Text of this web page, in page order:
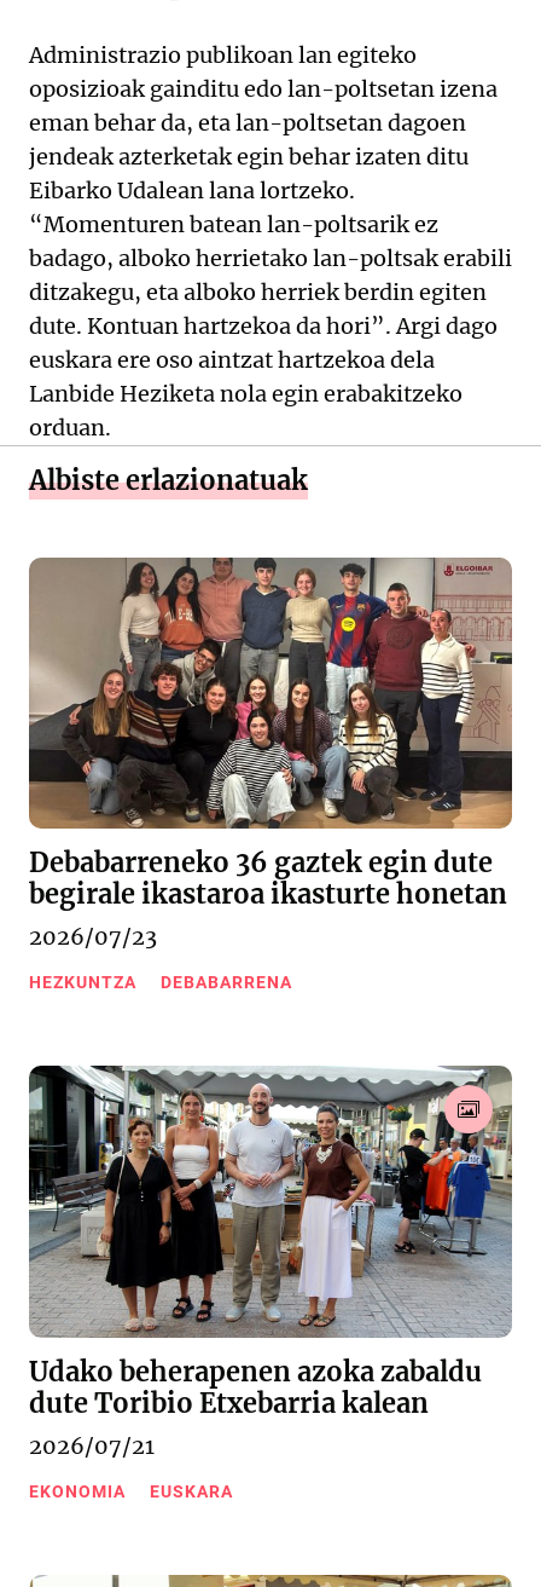
Administrazio publikoan lan egiteko
oposizioak gainditu edo lan-poltsetan izena
eman behar da, eta lan-poltsetan dagoen
jendeak azterketak egin behar izaten ditu
Eibarko Udalean lana lortzeko.
“Momenturen batean lan-poltsarik ez
badago, alboko herrietako lan-poltsak erabili
ditzakegu, eta alboko herriek berdin egiten
dute. Kontuan hartzekoa da hori”. Argi dago
euskara ere oso aintzat hartzekoa dela
Lanbide Heziketa nola egin erabakitzeko
orduan.
Albiste erlazionatuak
Debabarreneko 36 gaztek egin dute
begirale ikastaroa ikasturte honetan
2026/07/23
HEZKUNTZA DEBABARRENA
Udako beherapenen azoka zabaldu
dute Toribio Etxebarria kalean
2026/07/21
EKONOMIA EUSKARA